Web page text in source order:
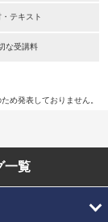
テキスト
な受講料
め発表しておりません。
一覧